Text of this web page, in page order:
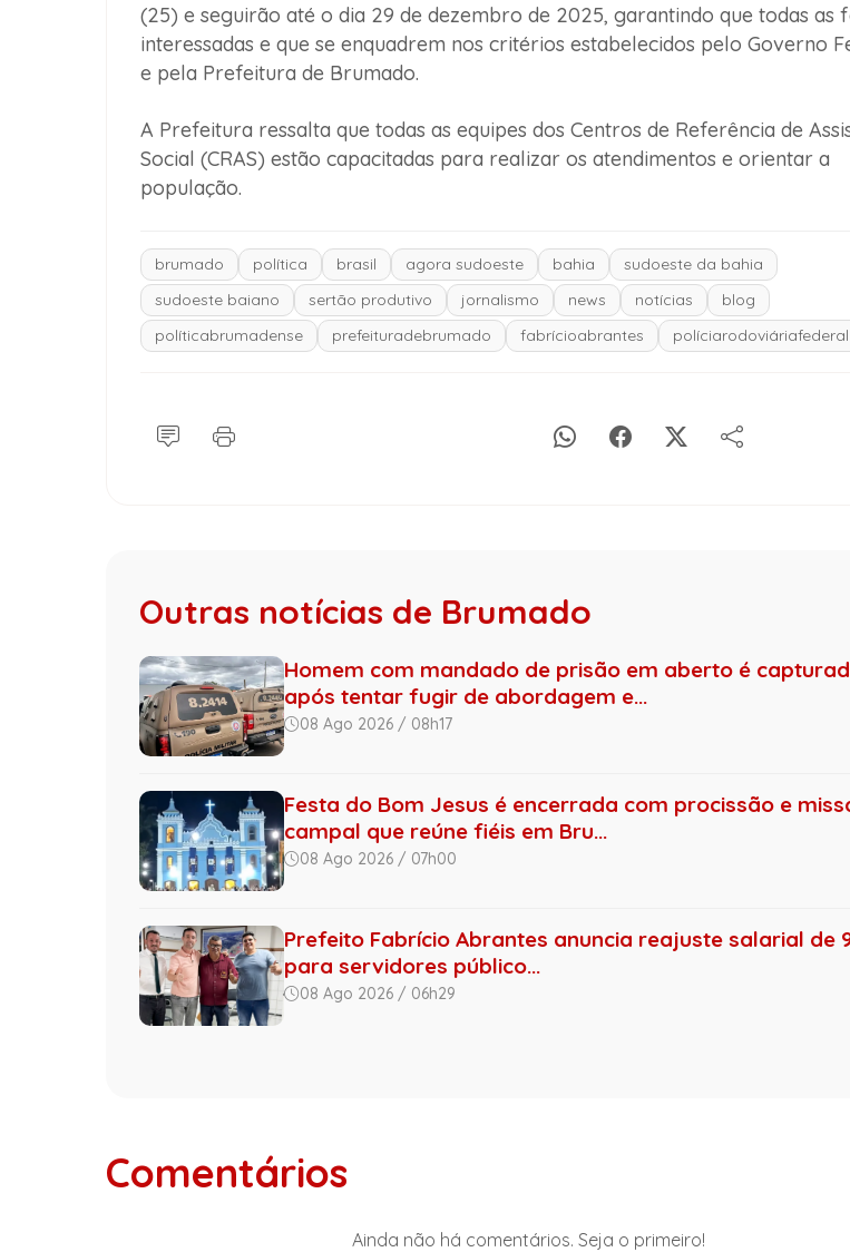
(25) e seguirão até o dia 29 de dezembro de 2025, garantindo que todas as
interessadas e que se enquadrem nos critérios estabelecidos pelo Governo
e pela Prefeitura de Brumado.
A Prefeitura ressalta que todas as equipes dos Centros de Referência de
Social (CRAS) estão capacitadas para realizar os atendimentos e orientar a
população.
brumado política brasil agora sudoeste bahia
sudoeste da bahia
sudoeste baiano
sertão produtivo jornalismo news notícias
blog
políticabrumadense
prefeituradebrumado fabrícioabrantes políciarodoviáriafederal
Outras notícias de Brumado
Homem com mandado de prisão em aberto é
após tentar fugir de abordagem e...
08 Ago 2026 / 08h17
Festa do Bom Jesus é encerrada com procissão e
campal que reúne fiéis em Bru...
08 Ago 2026 / 07h00
Prefeito Fabrício Abrantes anuncia reajuste salarial de
para servidores público...
08 Ago 2026 / 06h29
Comentários
Ainda não há comentários. Seja o primeiro!